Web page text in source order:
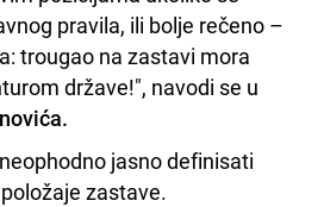
pravila, ili bolje rečeno –
trougao na zastavi mora
države!", navodi se u
jasno definisati
zastave.